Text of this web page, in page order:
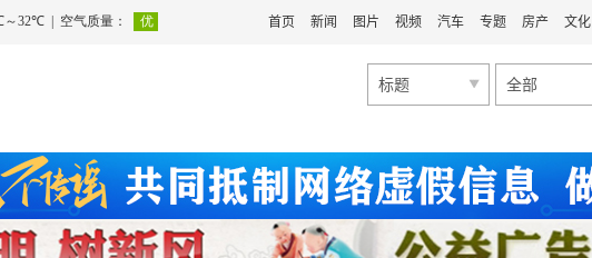
首页 新闻 图片 视频 汽车 专题 房产 文化
标题 全部